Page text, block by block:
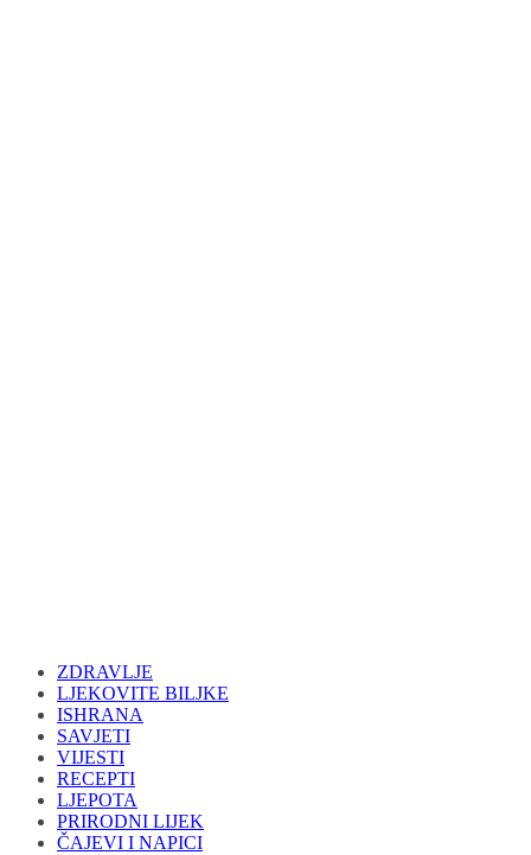
ZDRAVLJE
LJEKOVITE BILJKE
ISHRANA
SAVJETI
VIJESTI
RECEPTI
LJEPOTA
PRIRODNI LIJEK
ČAJEVI I NAPICI